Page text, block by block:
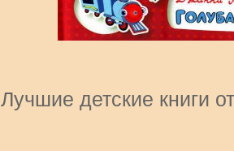
Лучшие детские книги